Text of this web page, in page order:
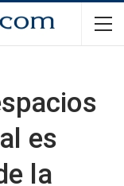
es
la